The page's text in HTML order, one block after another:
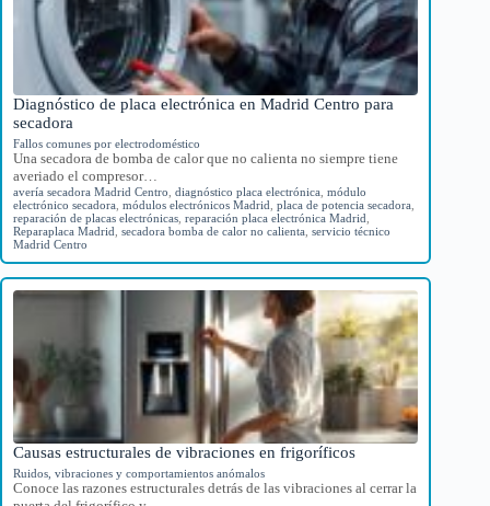
Diagnóstico de placa electrónica en Madrid Centro para
secadora
Fallos comunes por electrodoméstico
Una secadora de bomba de calor que no calienta no siempre tiene
averiado el compresor…
avería secadora Madrid Centro diagnóstico placa electrónica módulo
electrónico secadora módulos electrónicos Madrid placa de potencia secadora
reparación de placas electrónicas reparación placa electrónica Madrid
Reparaplaca Madrid
secadora bomba de calor no calienta servicio técnico
Madrid Centro
Causas estructurales de vibraciones en frigoríficos
Ruidos, vibraciones y comportamientos anómalos
Conoce las razones estructurales detrás de las vibraciones al cerrar la